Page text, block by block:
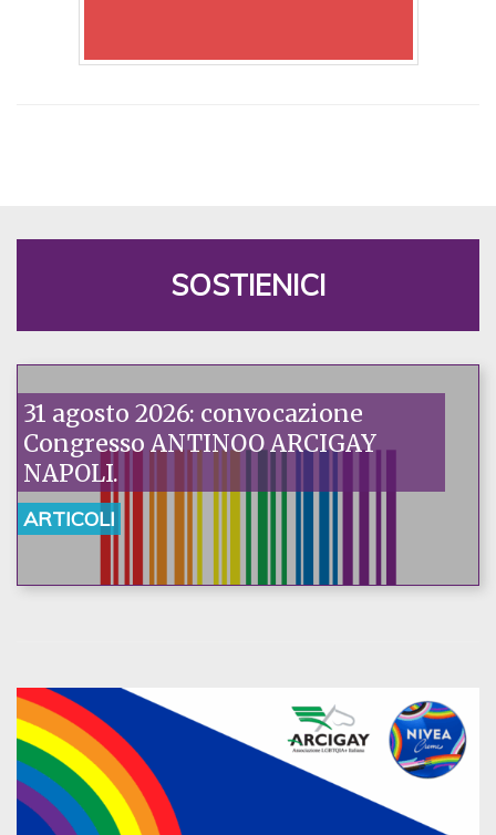
SOSTIENICI
31 agosto 2026: convocazione
Congresso ANTINOO ARCIGAY
NAPOLI.
ARTICOLI